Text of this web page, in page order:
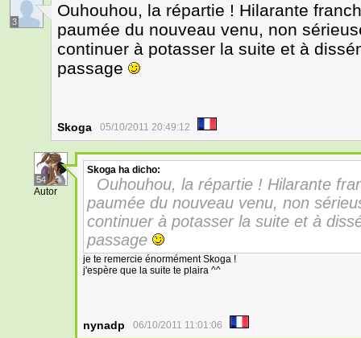
3
Ouhouhou, la répartie ! Hilarante
paumée du nouveau venu, non
continuer à potasser la suite et à
passage
Skoga 05/10/2011 20:49:12
54
Autor
Skoga ha dicho:
Ouhouhou, la répartie ! Hilarante
paumée du nouveau venu, non
continuer à potasser la suite et à
passage
je te remercie énormément Skoga !
j'espère que la suite te plaira ^^
nynadp 06/10/2011 11:01:06